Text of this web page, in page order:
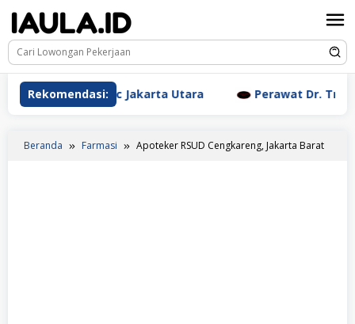
konten
Rekomendasi:
Clinic Jakarta Utara Perawat Dr. Triyanti
Beranda Farmasi Apoteker RSUD Cengkareng, Jakarta Barat